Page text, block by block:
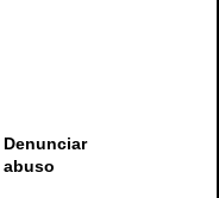
Denunciar
abuso